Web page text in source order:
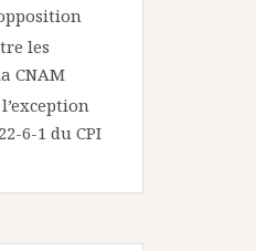
les
CNAM
6-1 du CPI